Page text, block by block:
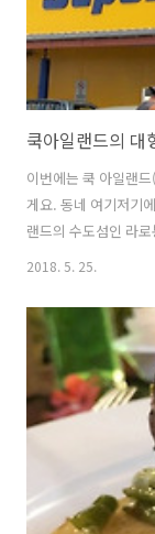
쿡아일랜드의 대
이번에는 쿡 아일랜
게요. 동네 여기저기
랜드의 수도섬인 라
'CITC Supermarket'
트 규모의 대형마트
트는 어떤 모습일지
낡긴 했지만 생각보
라로통가를 여행하
이 여러모로 좋고 섬
2018. 5. 25.